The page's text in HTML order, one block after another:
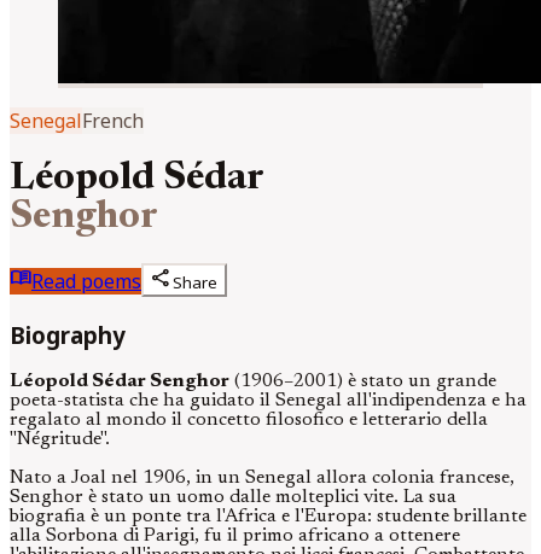
SenegalFrench
Léopold Sédar
Senghor
menu_bookRead poems shareShare
Biography
Léopold Sédar Senghor (1906–2001) è stato un grande
poeta-statista che ha guidato il Senegal all'indipendenza e ha
regalato al mondo il concetto filosofico e letterario della
"Négritude".
Nato a Joal nel 1906, in un Senegal allora colonia francese,
Senghor è stato un uomo dalle molteplici vite. La sua
biografia è un ponte tra l'Africa e l'Europa: studente brillante
alla Sorbona di Parigi, fu il primo africano a ottenere